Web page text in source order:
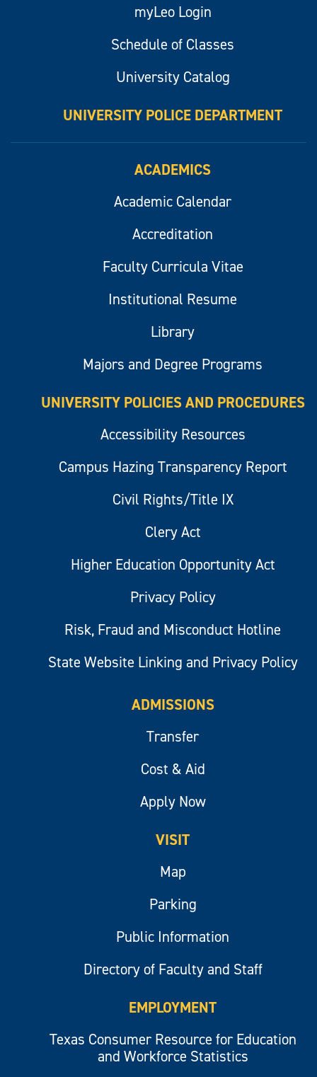
myLeo Login
Schedule of Classes
University Catalog
UNIVERSITY POLICE DEPARTMENT
ACADEMICS
Academic Calendar
Accreditation
Faculty Curricula Vitae
Institutional Resume
Library
Majors and Degree Programs
UNIVERSITY POLICIES AND PROCEDURES
Accessibility Resources
Campus Hazing Transparency Report
Civil Rights/Title IX
Clery Act
Higher Education Opportunity Act
Privacy Policy
Risk, Fraud and Misconduct Hotline
State Website Linking and Privacy Policy
ADMISSIONS
Transfer
Cost & Aid
Apply Now
VISIT
Map
Parking
Public Information
Directory of Faculty and Staff
EMPLOYMENT
Texas Consumer Resource for Education
and Workforce Statistics